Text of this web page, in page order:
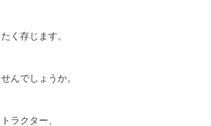
く存じます。
んでしょうか。
ラクター、